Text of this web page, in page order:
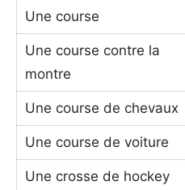
Une course
Une course contre la
montre
Une course de chevaux
Une course de voiture
Une crosse de hockey